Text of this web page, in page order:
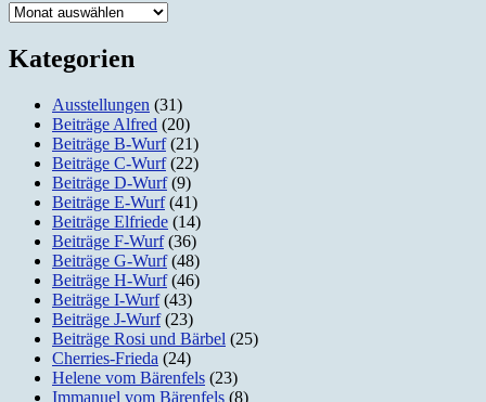
Archiv
Kategorien
Ausstellungen (31)
Beiträge Alfred (20)
Beiträge B-Wurf(21)
Beiträge C-Wurf(22)
Beiträge D-Wurf(9)
Beiträge E-Wurf(41)
Beiträge Elfriede (14)
Beiträge F-Wurf(36)
Beiträge G-Wurf(48)
Beiträge H-Wurf(46)
Beiträge I-Wurf(43)
Beiträge J-Wurf(23)
Beiträge Rosi und Bärbel (25)
Cherries-Frieda (24)
Helene vom Bärenfels (23)
Immanuel vom Bärenfels (8)